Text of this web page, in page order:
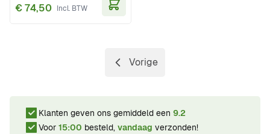
€ 74,50
Pagina
Vorige
Klanten geven ons gemiddeld een 9.2
Voor 15:00 besteld, vandaag verzonden!